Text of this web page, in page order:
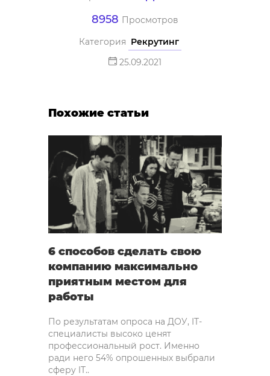
8958 Просмотров
Категория Рекрутинг
25.09.2021
Похожие статьи
6 способов сделать свою
компанию максимально
приятным местом для
работы
По результатам опроса на ДОУ, IT-
специалисты высоко ценят
профессиональный рост. Именно
ради него 54% опрошенных выбрали
сферу IT..